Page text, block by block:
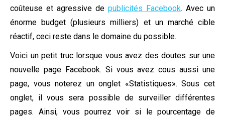
coûteuse et agressive de publicités Facebook. Avec un
énorme budget (plusieurs milliers) et un marché cible
réactif, ceci reste dans le domaine du possible.
Voici un petit truc lorsque vous avez des doutes sur une
nouvelle page Facebook. Si vous avez cous aussi une
page, vous noterez un onglet «Statistiques». Sous cet
onglet, il vous sera possible de surveiller différentes
pages. Ainsi, vous pourrez voir si le pourcentage de